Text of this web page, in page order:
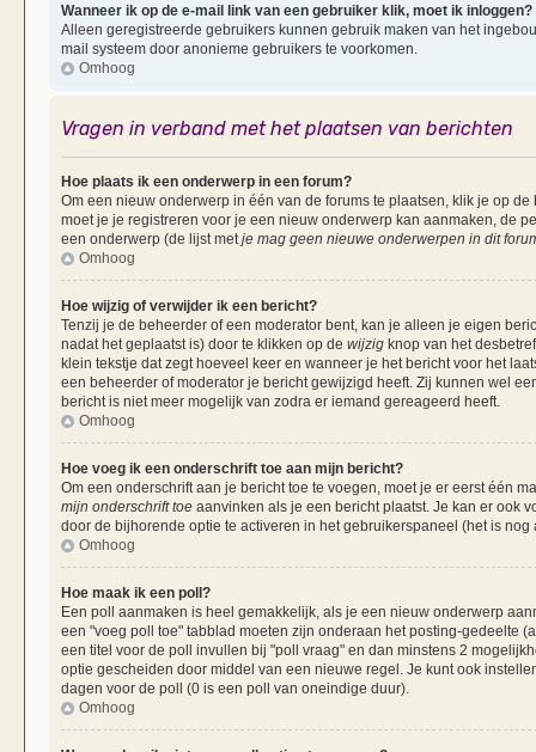
Wanneer ik op de e-mail link van een gebruiker klik, moet ik inloggen?
Alleen geregistreerde gebruikers kunnen gebruik maken van het
mail systeem door anonieme gebruikers te voorkomen.
Omhoog
Vragen in verband met het plaatsen van berichten
Hoe plaats ik een onderwerp in een forum?
Om een nieuw onderwerp in één van de forums te plaatsen, klik je op
moet je je registreren voor je een nieuw onderwerp kan aanmaken, de
een onderwerp (de lijst met je mag geen nieuwe onderwerpen in dit
Omhoog
Hoe wijzig of verwijder ik een bericht?
Tenzij je de beheerder of een moderator bent, kan je alleen je eigen
nadat het geplaatst is) door te klikken op de wijzig knop van het
klein tekstje dat zegt hoeveel keer en wanneer je het bericht voor het
een beheerder of moderator je bericht gewijzigd heeft. Zij kunnen wel
bericht is niet meer mogelijk van zodra er iemand gereageerd heeft.
Omhoog
Hoe voeg ik een onderschrift toe aan mijn bericht?
Om een onderschrift aan je bericht toe te voegen, moet je er eerst één
mijn onderschrift toe aanvinken als je een bericht plaatst. Je kan er ook
door de bijhorende optie te activeren in het gebruikerspaneel (het is
Omhoog
Hoe maak ik een poll?
Een poll aanmaken is heel gemakkelijk, als je een nieuw onderwerp
een "voeg poll toe" tabblad moeten zijn onderaan het posting-gedeelte
een titel voor de poll invullen bij "poll vraag" en dan minstens 2
optie gescheiden door middel van een nieuwe regel. Je kunt ook
dagen voor de poll (0 is een poll van oneindige duur).
Omhoog